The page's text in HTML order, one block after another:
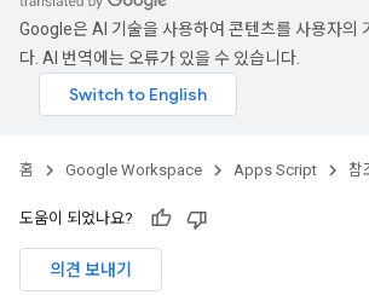
Google은 AI 기술을 사용하여 콘텐츠를 사용자의
다. AI 번역에는 오류가 있을 수 있습니다.
홈 Google Workspace Apps Script 참
도움이 되었나요?
의견 보내기